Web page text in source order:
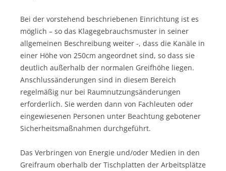
Bei der vorstehend beschriebenen Einrichtung ist es
möglich – so das Klagegebrauchsmuster in seiner
allgemeinen Beschreibung weiter -, dass die Kanäle in
einer Höhe von 250cm angeordnet sind, so dass sie
deutlich außerhalb der normalen Greifhöhe liegen.
Anschlussänderungen sind in diesem Bereich
regelmäßig nur bei Raumnutzungsänderungen
erforderlich. Sie werden dann von Fachleuten oder
eingewiesenen Personen unter Beachtung gebotener
Sicherheitsmaßnahmen durchgeführt.
Das Verbringen von Energie und/oder Medien in den
Greifraum oberhalb der Tischplatten der Arbeitsplätze